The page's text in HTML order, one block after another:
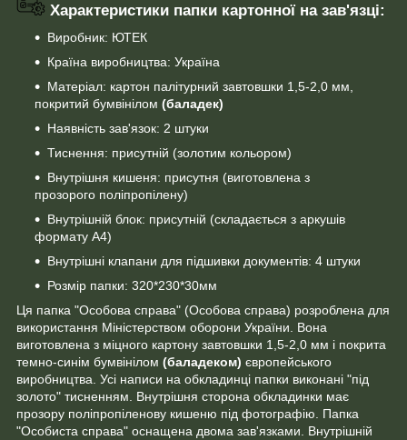
Характеристики папки картонної на зав'язці:
Виробник: ЮТЕК
Країна виробництва: Україна
Матеріал: картон палітурний завтовшки 1,5-2,0 мм,
покритий бумвінілом (баладек)
Наявність зав'язок: 2 штуки
Тиснення: присутній (золотим кольором)
Внутрішня кишеня: присутня (виготовлена з
прозорого поліпропілену)
Внутрішній блок: присутній (складається з аркушів
формату А4)
Внутрішні клапани для підшивки документів: 4 штуки
Розмір папки: 320*230*30мм
Ця папка "Особова справа" (Особова справа) розроблена для
використання Міністерством оборони України. Вона
виготовлена з міцного картону завтовшки 1,5-2,0 мм і покрита
темно-синім бумвінілом (баладеком) європейського
виробництва. Усі написи на обкладинці папки виконані "під
золото" тисненням. Внутрішня сторона обкладинки має
прозору поліпропіленову кишеню під фотографію. Папка
"Особиста справа" оснащена двома зав'язками. Внутрішній